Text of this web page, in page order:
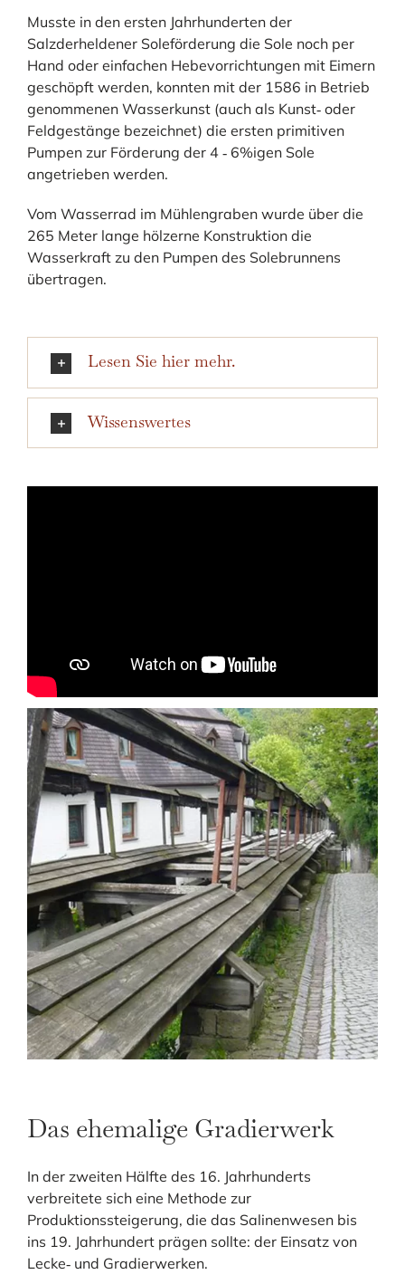
Musste in den ersten Jahrhunderten der
Salzderheldener Soleförderung die Sole noch per
Hand oder einfachen Hebevorrichtungen mit Eimern
geschöpft werden, konnten mit der 1586 in Betrieb
genommenen Wasserkunst (auch als Kunst‐ oder
Feldgestänge bezeichnet) die ersten primitiven
Pumpen zur Förderung der 4 ‐ 6%igen Sole
angetrieben werden.
Vom Wasserrad im Mühlengraben wurde über die
265 Meter lange hölzerne Konstruktion die
Wasserkraft zu den Pumpen des Solebrunnens
übertragen.
Lesen Sie hier mehr.
Wissenswertes
Das ehemalige Gradierwerk
In der zweiten Hälfte des 16. Jahrhunderts
verbreitete sich eine Methode zur
Produktionssteigerung, die das Salinenwesen bis
ins 19. Jahrhundert prägen sollte: der Einsatz von
Lecke‐ und Gradierwerken.